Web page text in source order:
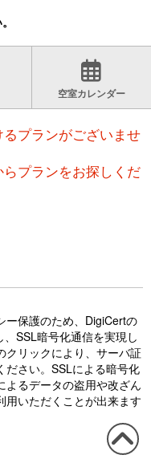
空室カレンダー
プランがございませ
プランをお探しくだ
ー保護のため、DigiCertの
SSL暗号化通信を実現し
クリックにより、サーバ証
ださい。SSLによる暗号化
よるデータの盗用や改ざん
用いただくことが出来ます